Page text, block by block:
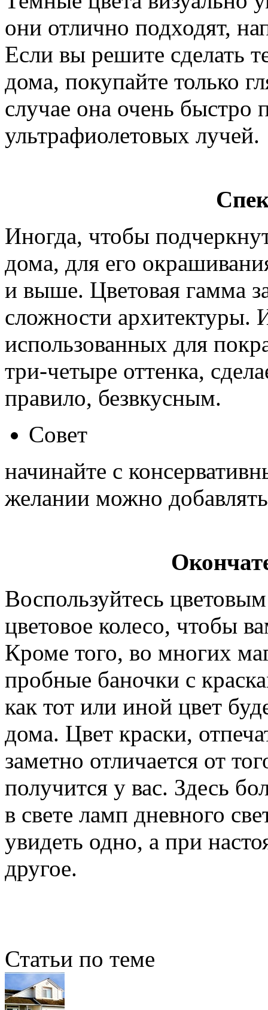
они отлично подходят,
Если вы решите сделать
дома, покупайте только
случае она очень быстро
ультрафиолетовых лучей.
Иногда, чтобы
дома, для его
и выше. Цветовая гамма
сложности архитектуры.
использованных для
три-четыре оттенка,
правило, безвкусным.
Совет
начинайте с
желании можно
Воспользуйтесь
цветовое колесо, чтобы
Кроме того, во многих
пробные баночки с
как тот или иной цвет
дома. Цвет краски,
заметно отличается от
получится у вас. Здесь
в свете ламп дневного
увидеть одно, а при
другое.
Статьи по теме